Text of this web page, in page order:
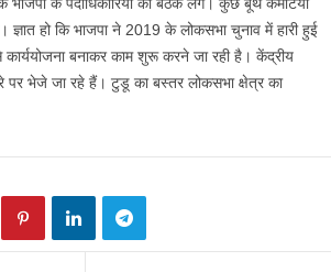
ज्ञात हो कि भाजपा ने 2019 के लोकसभा चुनाव में हारी हुई
बनाकर काम शुरू करने जा रही है। केंद्रीय
पर भेजे जा रहे हैं। टुडू का बस्तर लोकसभा क्षेत्र का